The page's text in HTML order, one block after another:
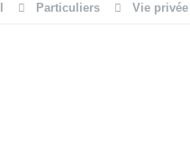
Particuliers Vie privée